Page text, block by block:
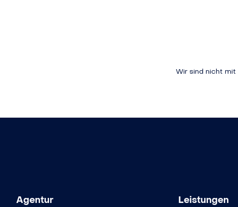
Wir sind nicht mit
Agentur Leistungen